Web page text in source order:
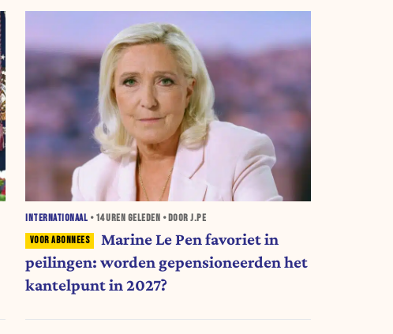
INTERNATIONAAL • 14 UREN GELEDEN • DOOR J.PE
Marine Le Pen favoriet in
peilingen: worden gepensioneerden het
kantelpunt in 2027?